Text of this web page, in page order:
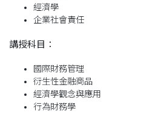
經濟學
企業社會責任
講授科目：
國際財務管理
衍生性金融商品
經濟學觀念與應用
行為財務學